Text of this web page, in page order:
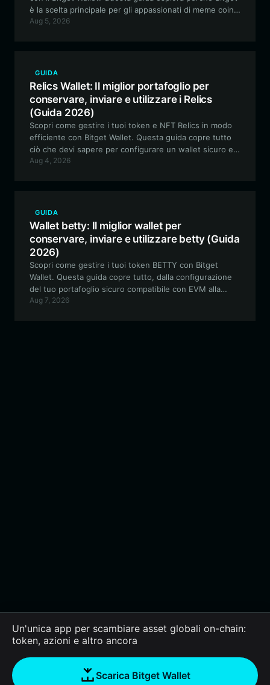
è la scelta principale per gli appassionati di meme coin
basate su Solana, offrendo archiviazione sicura ed
Aug 5, 2026
GUIDA
Relics Wallet: Il miglior portafoglio per
conservare, inviare e utilizzare i Relics
(Guida 2026)
Scopri come gestire i tuoi token e NFT Relics in modo
efficiente con Bitget Wallet. Questa guida copre tutto
ciò che devi sapere per configurare un wallet sicuro e
compatibile con EVM per interagire appieno con
Aug 4, 2026
GUIDA
Wallet betty: Il miglior wallet per
conservare, inviare e utilizzare betty (Guida
2026)
Scopri come gestire i tuoi token BETTY con Bitget
Wallet. Questa guida copre tutto, dalla configurazione
del tuo portafoglio sicuro compatibile con EVM alla
partecipazione all'ecosistema guidato dalla community
Aug 7, 2026
Un'unica app per scambiare asset globali on-chain:
token, azioni e altro ancora
Scarica Bitget Wallet